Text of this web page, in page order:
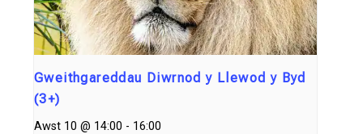
Gweithgareddau Diwrnod y Llewod y Byd
(3+)
Awst 10 @ 14:00 - 16:00